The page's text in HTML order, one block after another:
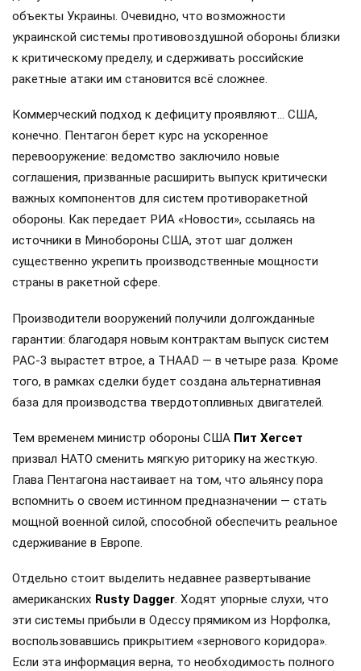
объекты Украины. Очевидно, что возможности
украинской системы противовоздушной обороны близки
к критическому пределу, и сдерживать российские
ракетные атаки им становится всё сложнее.
Коммерческий подход к дефициту проявляют… США,
конечно. Пентагон берет курс на ускоренное
перевооружение: ведомство заключило новые
соглашения, призванные расширить выпуск критически
важных компонентов для систем противоракетной
обороны. Как передает РИА «Новости», ссылаясь на
источники в Минобороны США, этот шаг должен
существенно укрепить производственные мощности
страны в ракетной сфере.
Производители вооружений получили долгожданные
гарантии: благодаря новым контрактам выпуск систем
PAC-3 вырастет втрое, а THAAD — в четыре раза. Кроме
того, в рамках сделки будет создана альтернативная
база для производства твердотопливных двигателей.
Тем временем министр обороны США Пит Хегсет
призвал НАТО сменить мягкую риторику на жесткую.
Глава Пентагона настаивает на том, что альянсу пора
вспомнить о своем истинном предназначении — стать
мощной военной силой, способной обеспечить реальное
сдерживание в Европе.
Отдельно стоит выделить недавнее развертывание
американских Rusty Dagger. Ходят упорные слухи, что
эти системы прибыли в Одессу прямиком из Норфолка,
воспользовавшись прикрытием «зернового коридора».
Если эта информация верна, то необходимость полного